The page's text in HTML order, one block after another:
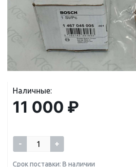
Наличные:
11 000 ₽
- +
Срок поставки: В наличии